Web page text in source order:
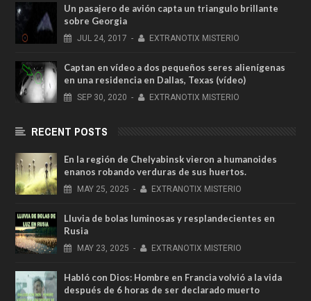
Un pasajero de avión capta un triangulo brillante
sobre Georgia
JUL 24, 2017 - EXTRANOTIX MISTERIO
Captan en vídeo a dos pequeños seres alienígenas
en una residencia en Dallas, Texas (vídeo)
SEP 30, 2020 - EXTRANOTIX MISTERIO
RECENT POSTS
En la región de Chelyabinsk vieron a humanoides
enanos robando verduras de sus huertos.
MAY 25, 2025 - EXTRANOTIX MISTERIO
Lluvia de bolas luminosas y resplandecientes en
Rusia
MAY 23, 2025 - EXTRANOTIX MISTERIO
Habló con Dios: Hombre en Francia volvió a la vida
después de 6 horas de ser declarado muerto